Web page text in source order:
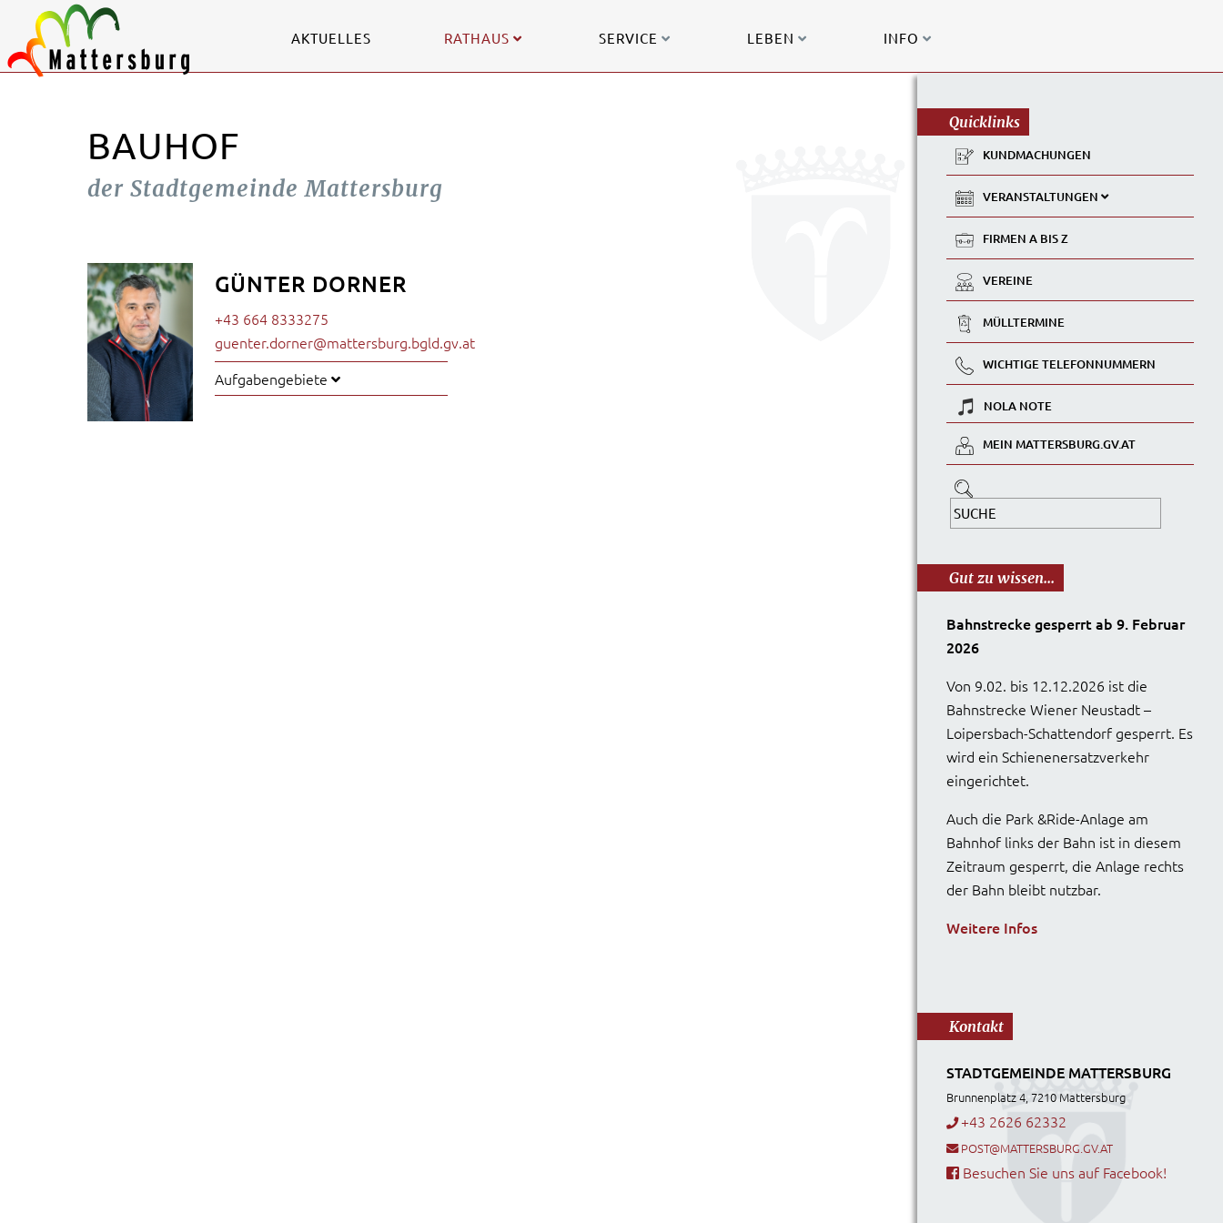
AKTUELLES RATHAUS SERVICE LEBEN INFO
BAUHOF
der Stadtgemeinde Mattersburg
GÜNTER DORNER
+43 664 8333275
guenter.dorner@mattersburg.bgld.gv.at
Aufgabengebiete
Quicklinks
KUNDMACHUNGEN
VERANSTALTUNGEN
FIRMEN A BIS Z
VEREINE
MÜLLTERMINE
WICHTIGE TELEFONNUMMERN
NOLA NOTE
MEIN MATTERSBURG.GV.AT
Gut zu wissen...
Bahnstrecke gesperrt ab 9. Februar
2026
Von 9.02. bis 12.12.2026 ist die
Bahnstrecke Wiener Neustadt –
Loipersbach-Schattendorf gesperrt. Es
wird ein Schienenersatzverkehr
eingerichtet.
Auch die Park &Ride-Anlage am
Bahnhof links der Bahn ist in diesem
Zeitraum gesperrt, die Anlage rechts
der Bahn bleibt nutzbar.
Weitere Infos
Kontakt
STADTGEMEINDE MATTERSBURG
Brunnenplatz 4, 7210 Mattersburg
+43 2626 62332
POST@MATTERSBURG.GV.AT
Besuchen Sie uns auf Facebook!